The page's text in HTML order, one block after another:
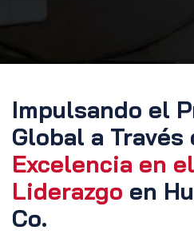
Impulsando el
Global a Través
Excelencia en el
Liderazgo en
Co.